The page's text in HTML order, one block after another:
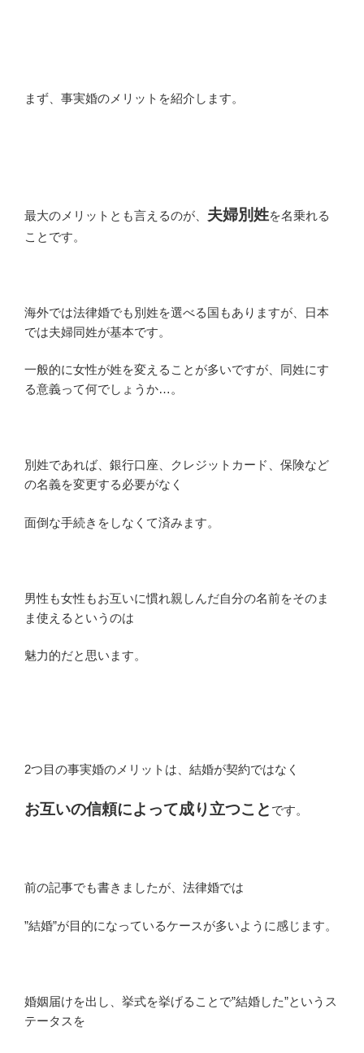
まず、事実婚のメリットを紹介します。
最大のメリットとも言えるのが、 夫婦別姓を名乗れる
ことです。
海外では法律婚でも別姓を選べる国もありますが、日本
では夫婦同姓が基本です。
一般的に女性が姓を変えることが多いですが、同姓にす
る意義って何でしょうか…。
別姓であれば、銀行口座、クレジットカード、保険など
の名義を変更する必要がなく
面倒な手続きをしなくて済みます。
男性も女性もお互いに慣れ親しんだ自分の名前をそのま
ま使えるというのは
魅力的だと思います。
2つ目の事実婚のメリットは、結婚が契約ではなく
お互いの信頼によって成り立つこと です。
前の記事でも書きましたが、法律婚では
”結婚”が目的になっているケースが多いように感じます。
婚姻届けを出し、挙式を挙げることで”結婚した”というス
テータスを